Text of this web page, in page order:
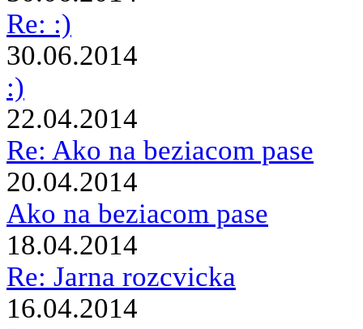
Re: :)
30.06.2014
:)
22.04.2014
Re: Ako na beziacom pase
20.04.2014
Ako na beziacom pase
18.04.2014
Re: Jarna rozcvicka
16.04.2014